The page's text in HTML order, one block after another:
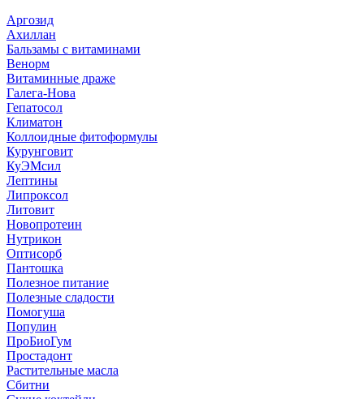
Аргозид
Ахиллан
Бальзамы с витаминами
Венорм
Витаминные драже
Галега-Нова
Гепатосол
Климатон
Коллоидные фитоформулы
Курунговит
КуЭМсил
Лептины
Липроксол
Литовит
Новопротеин
Нутрикон
Оптисорб
Пантошка
Полезное питание
Полезные сладости
Помогуша
Популин
ПроБиоГум
Простадонт
Растительные масла
Сбитни